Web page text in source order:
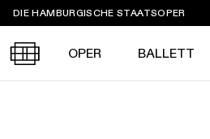
DIE HAMBURGISCHE STAATSOPER
OPER BALLETT